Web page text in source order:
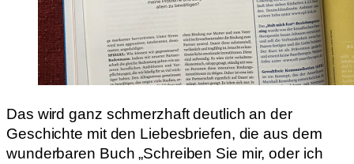
Das wird ganz schmerzhaft deutlich an der
Geschichte mit den Liebesbriefen, die aus dem
wunderbaren Buch „Schreiben Sie mir, oder ich